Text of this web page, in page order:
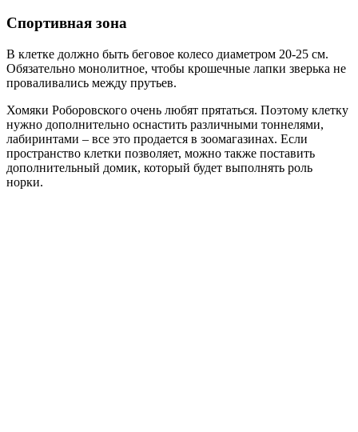
Спортивная зона
В клетке должно быть беговое колесо диаметром 20-25 см.
Обязательно монолитное, чтобы крошечные лапки зверька не
проваливались между прутьев.
Хомяки Роборовского очень любят прятаться. Поэтому клетку
нужно дополнительно оснастить различными тоннелями,
лабиринтами – все это продается в зоомагазинах. Если
пространство клетки позволяет, можно также поставить
дополнительный домик, который будет выполнять роль
норки.